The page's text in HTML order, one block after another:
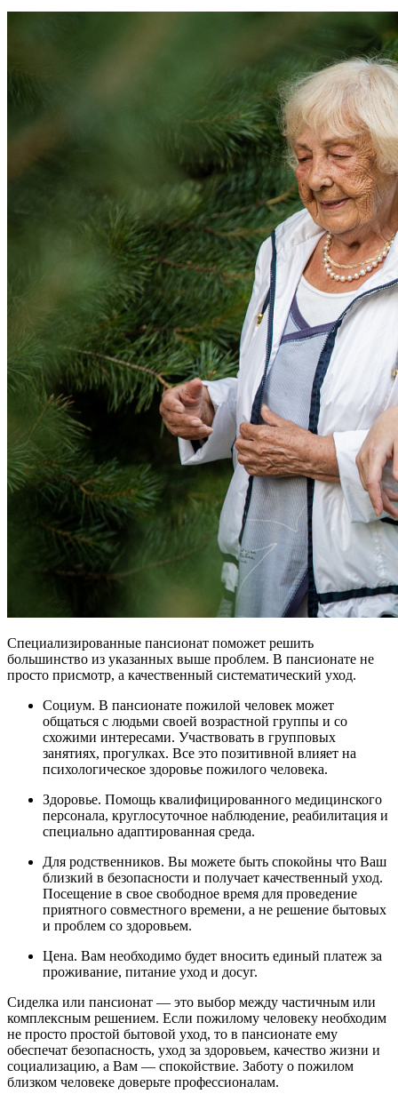
Специализированные пансионат поможет решить
большинство из указанных выше проблем. В пансионате не
просто присмотр, а качественный систематический уход.
Социум. В пансионате пожилой человек может
общаться с людьми своей возрастной группы и со
схожими интересами. Участвовать в групповых
занятиях, прогулках. Все это позитивной влияет на
психологическое здоровье пожилого человека.
Здоровье. Помощь квалифицированного медицинского
персонала, круглосуточное наблюдение, реабилитация и
специально адаптированная среда.
Для родственников. Вы можете быть спокойны что Ваш
близкий в безопасности и получает качественный уход.
Посещение в свое свободное время для проведение
приятного совместного времени, а не решение бытовых
и проблем со здоровьем.
Цена. Вам необходимо будет вносить единый платеж за
проживание, питание уход и досуг.
Сиделка или пансионат — это выбор между частичным или
комплексным решением. Если пожилому человеку необходим
не просто простой бытовой уход, то в пансионате ему
обеспечат безопасность, уход за здоровьем, качество жизни и
социализацию, а Вам — спокойствие. Заботу о пожилом
близком человеке доверьте профессионалам.